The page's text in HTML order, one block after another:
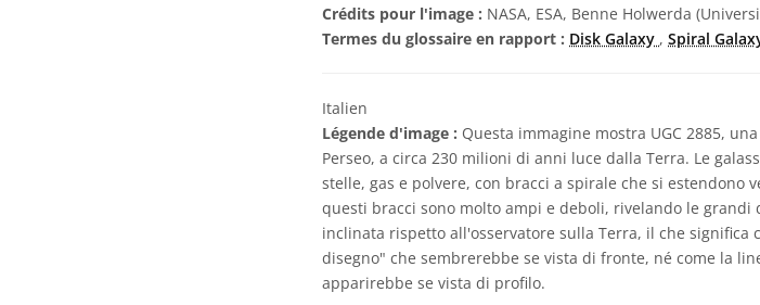
Crédits pour l'image : NASA, ESA, Benne Holwerda
Termes du glossaire en rapport : Disk Galaxy , Spiral
Italien
Légende d'image : Questa immagine mostra UGC 2885,
Perseo, a circa 230 milioni di anni luce dalla Terra. Le
stelle, gas e polvere, con bracci a spirale che si estendono
questi bracci sono molto ampi e deboli, rivelando le grandi
inclinata rispetto all'osservatore sulla Terra, il che
disegno" che sembrerebbe se vista di fronte, né come la
apparirebbe se vista di profilo.